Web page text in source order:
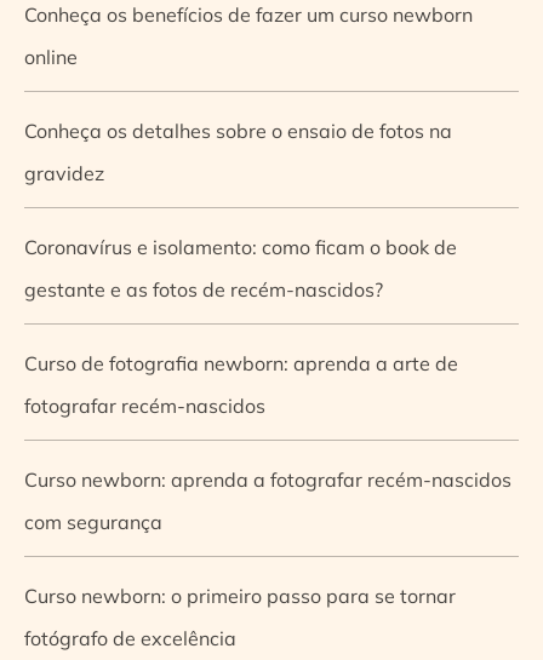
Conheça os benefícios de fazer um curso newborn
online
Conheça os detalhes sobre o ensaio de fotos na
gravidez
Coronavírus e isolamento: como ficam o book de
gestante e as fotos de recém-nascidos?
Curso de fotografia newborn: aprenda a arte de
fotografar recém-nascidos
Curso newborn: aprenda a fotografar recém-nascidos
com segurança
Curso newborn: o primeiro passo para se tornar
fotógrafo de excelência